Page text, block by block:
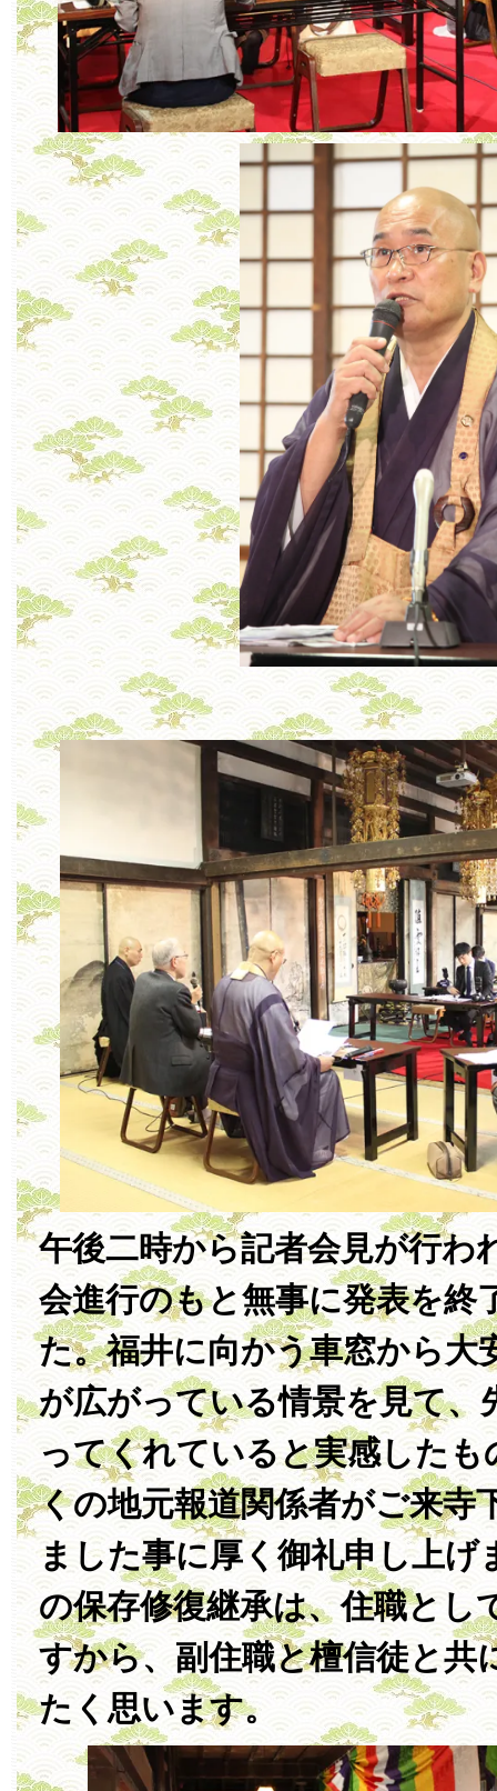
午後二時から記者会見が行わ
会進行のもと無事に発表を終
た。福井に向かう車窓から大
が広がっている情景を見て、
ってくれていると実感したも
くの地元報道関係者がご来寺
ました事に厚く御礼申し上げ
の保存修復継承は、住職とし
すから、副住職と檀信徒と共
たく思います。